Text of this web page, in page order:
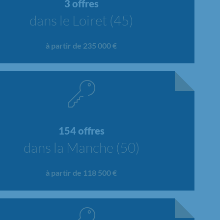
3 offres
dans le Loiret (45)
à partir de 235 000 €
154 offres
dans la Manche (50)
à partir de 118 500 €